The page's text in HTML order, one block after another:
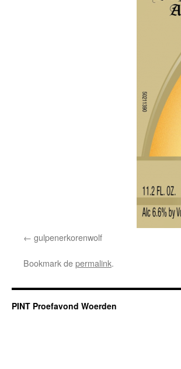
gulpenerkorenwolf
Bookmark depermalink.
PINT Proefavond Woerden